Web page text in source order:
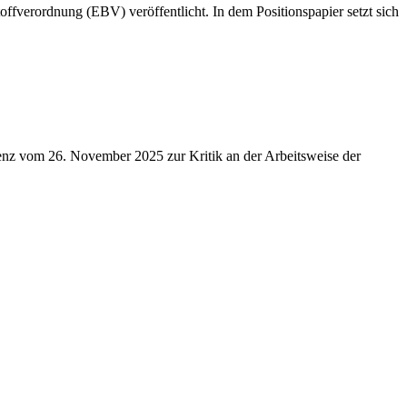
(EBV) veröffentlicht. In dem Positionspapier setzt sich
vom 26. November 2025 zur Kritik an der Arbeitsweise der